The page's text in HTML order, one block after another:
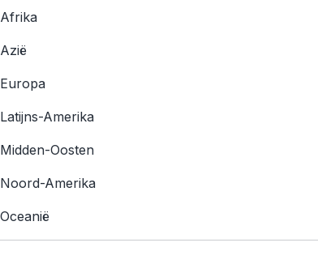
Afrika
Azië
Europa
Latijns-Amerika
Midden-Oosten
Noord-Amerika
Oceanië